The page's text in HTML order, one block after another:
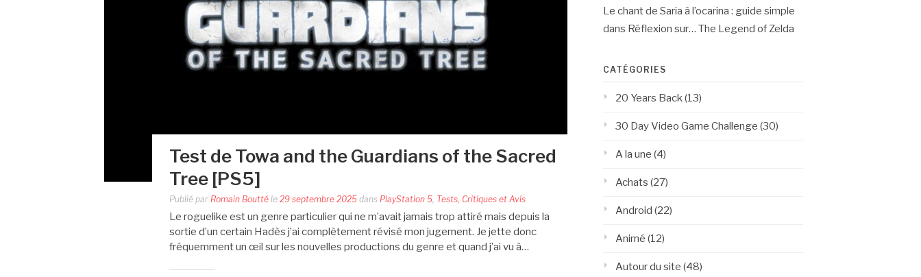
Test de Towa and the Guardians of the Sacred
Tree [PS5]
Publié par Romain Boutté le 29 septembre 2025 dans PlayStation 5 Tests, Critiques et Avis
Le roguelike est un genre particulier qui ne m’avait jamais trop attiré mais depuis la
sortie d’un certain Hadès j’ai complètement révisé mon jugement. Je jette donc
fréquemment un œil sur les nouvelles productions du genre et quand j’ai vu à…
Le chant de Saria à l’ocarina : guide simple
dans Réflexion sur… The Legend of Zelda
CATÉGORIES
20 Years Back (13)
30 Day Video Game Challenge (30)
A la une (4)
Achats (27)
Android (22)
Animé (12)
Autour du site (48)